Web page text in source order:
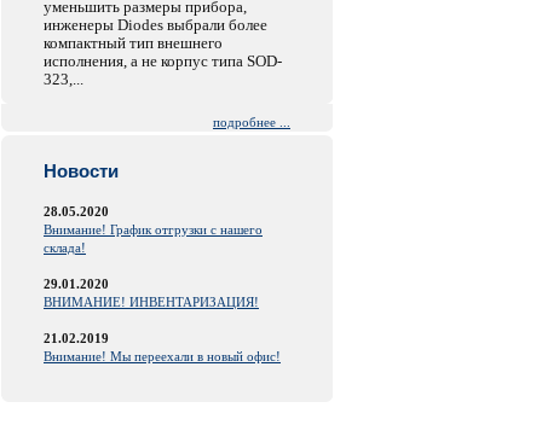
уменьшить размеры прибора,
инженеры Diodes выбрали более
компактный тип внешнего
исполнения, а не корпус типа SOD-
323,...
подробнее ...
Новости
28.05.2020
Внимание! График отгрузки с нашего
склада!
29.01.2020
ВНИМАНИЕ! ИНВЕНТАРИЗАЦИЯ!
21.02.2019
Внимание! Мы переехали в новый офис!